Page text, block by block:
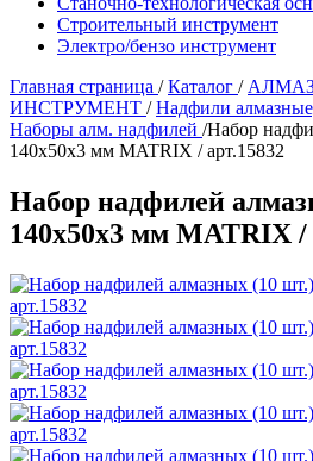
Строительный инструмент
Электро/бензо инструмент
Главная страница / Каталог /
ИНСТРУМЕНТ / Надфили
Наборы алм. надфилей /Набор
140х50х3 мм MATRIX / арт.15832
Набор надфилей
140х50х3 мм MATRIX /